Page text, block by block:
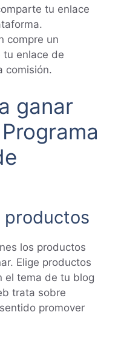
tu enlace
compre un
tu enlace de
comisión.
ganar
productos
los productos
Elige productos
el tema de tu blog
trata sobre
promover